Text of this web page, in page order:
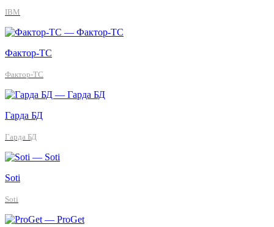
IBM
Фактор-ТС
Фактор-ТС
Гарда БД
Гарда БД
Soti
Soti